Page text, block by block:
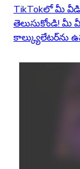
TikTokలో మీ
తెలుసుకోండి! మీ
కాల్క్యులేటర్‌ను